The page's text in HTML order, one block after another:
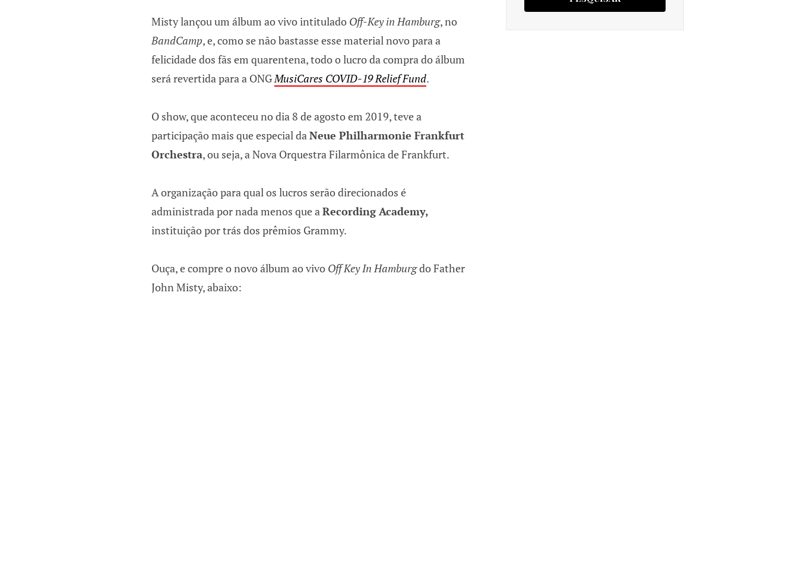
Misty lançou um álbum ao vivo intitulado Off-Key in Hamburg, no
BandCamp, e, como se não bastasse esse material novo para a
felicidade dos fãs em quarentena, todo o lucro da compra do álbum
será revertida para a ONGMusiCares COVID-19 Relief Fund.
O show, que aconteceu no dia 8 de agosto em 2019, teve a
participação mais que especial daNeue Philharmonie Frankfurt
Orchestra, ou seja, a Nova Orquestra Filarmônica de Frankfurt.
A organização para qual os lucros serão direcionados é
administrada por nada menos que aRecording Academy,
instituição por trás dos prêmios Grammy.
Ouça, e compre o novo álbum ao vivo Off Key In Hamburgdo Father
John Misty, abaixo: